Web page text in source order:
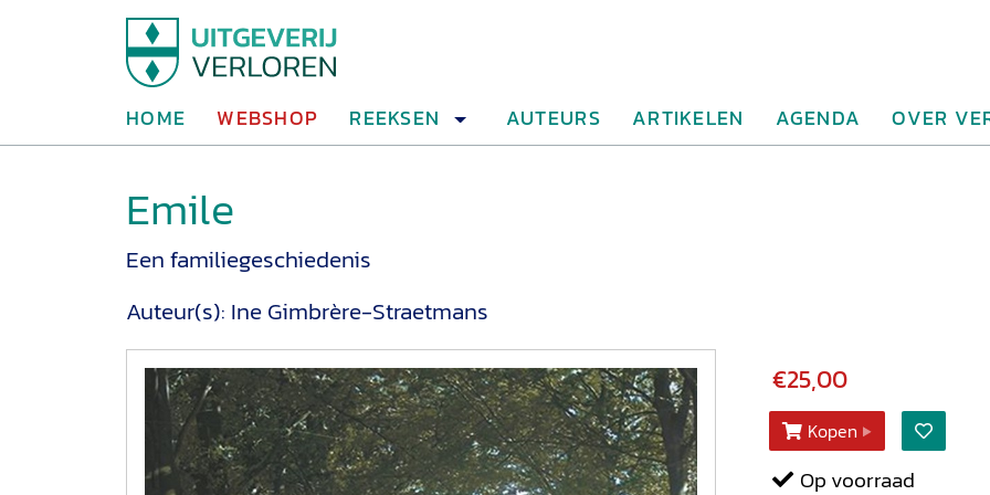
HOME WEBSHOP REEKSEN AUTEURS ARTIKELEN AGENDA OVER
Emile
Een familiegeschiedenis
Auteur(s): Ine Gimbrère-Straetmans
€25,00
Kopen
Op voorraad